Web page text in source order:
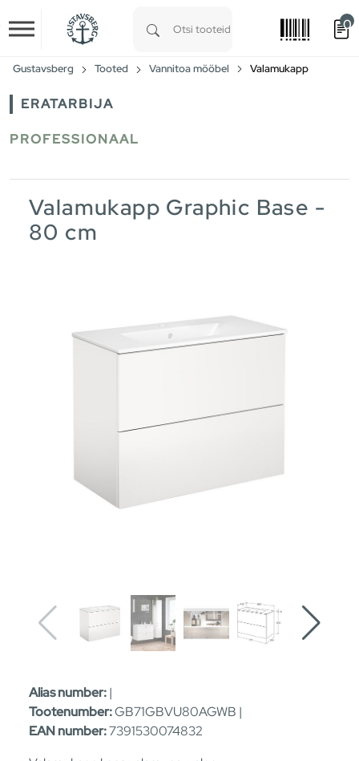
Skip to main content
0
Gustavsberg Tooted Vannitoa mööbel Valamukapp
ERATARBIJA
PROFESSIONAAL
Valamukapp Graphic Base -
80 cm
Alias number:|
Tootenumber:GB71GBVU80AGWB |
EAN number:7391530074832